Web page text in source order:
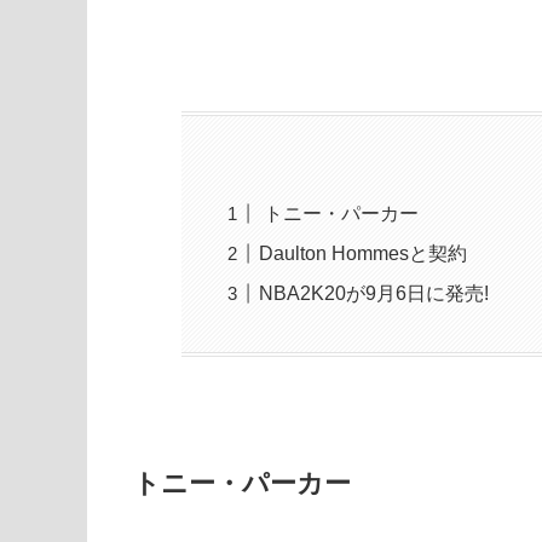
トニー・パーカー
Daulton Hommesと契約
NBA2K20が9月6日に発売!
トニー・パーカー